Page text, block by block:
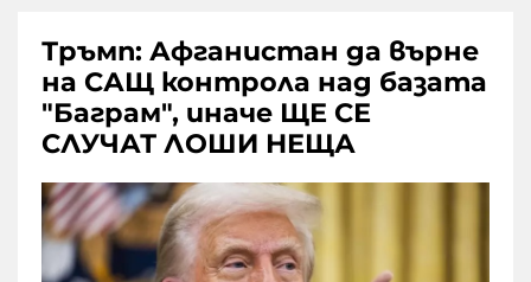
Тръмп: Афганистан да върне
на САЩ контрола над базата
"Баграм", иначе ЩЕ СЕ
СЛУЧАТ ЛОШИ НЕЩА